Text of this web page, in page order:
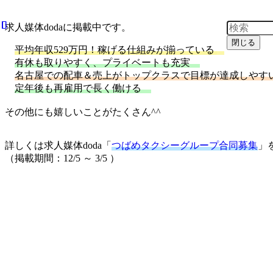
求人媒体dodaに掲載中です。
平均年収529万円！稼げる仕組みが揃っている
有休も取りやすく、プライベートも充実
名古屋での配車＆売上がトップクラスで目標が達成しやす
定年後も再雇用で長く働ける
その他にも嬉しいことがたくさん^^
詳しくは求人媒体doda「 つばめタクシーグループ合同募集 」
（掲載期間：12/5 ～ 3/5 ）
閉じる